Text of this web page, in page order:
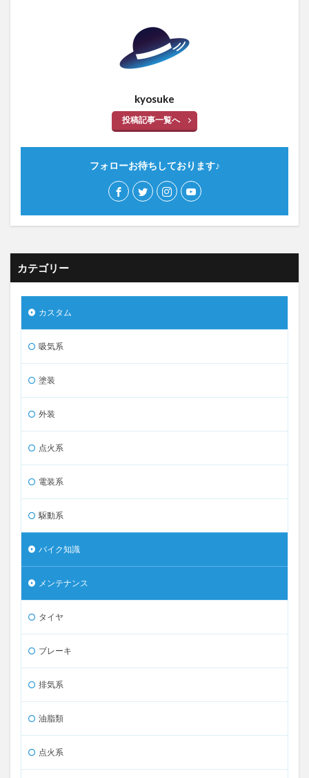
kyosuke
投稿記事一覧へ
フォローお待ちしております♪
カテゴリー
カスタム
吸気系
塗装
外装
点火系
電装系
駆動系
バイク知識
メンテナンス
タイヤ
ブレーキ
排気系
油脂類
点火系